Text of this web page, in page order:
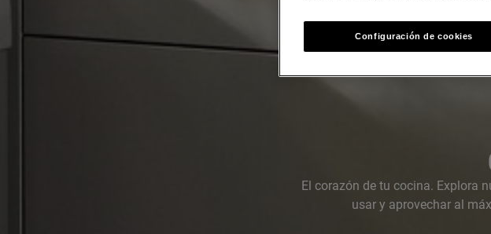
El corazón de tu cocina. Explora
usar y aprovechar al
Configuración de cookies